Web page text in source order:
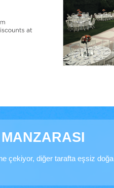
çekiyor, diğer tarafta eşsiz doğa